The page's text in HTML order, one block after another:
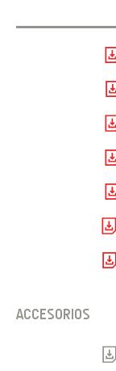
ACCESORIOS